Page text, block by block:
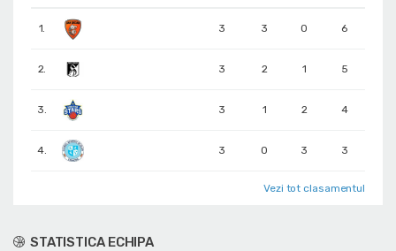
1. 3 3 0 6
2. 3 2 1 5
3. 3 1 2 4
4. 3 0 3 3
Vezi tot clasamentul
STATISTICA ECHIPA